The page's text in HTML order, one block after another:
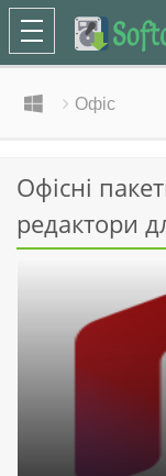
Офіс
Офісні
редактори